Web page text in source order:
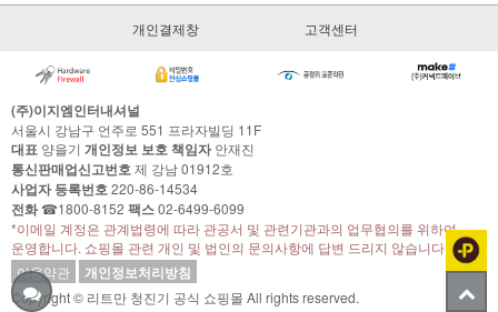
개인결제창 고객센터
(주)이지엠인터내셔널
서울시 강남구 언주로 551 프라자빌딩 11F
대표 양을기 개인정보 보호 책임자안재진
통신판매업신고번호제 강남 01912호
사업자 등록번호220-86-14534
전화☎1800-8152 팩스02-6499-6099
*이메일 계정은 관계법령에 따라 관공서 및 관련기관과의 업무협의를 위하여
운영합니다. 쇼핑몰 관련 개인 및 법인의 문의사항에 답변 드리지 않습니다.
이용약관
개인정보처리방침
Copyright © 리트만 청진기 공식 쇼핑몰 All rights reserved.